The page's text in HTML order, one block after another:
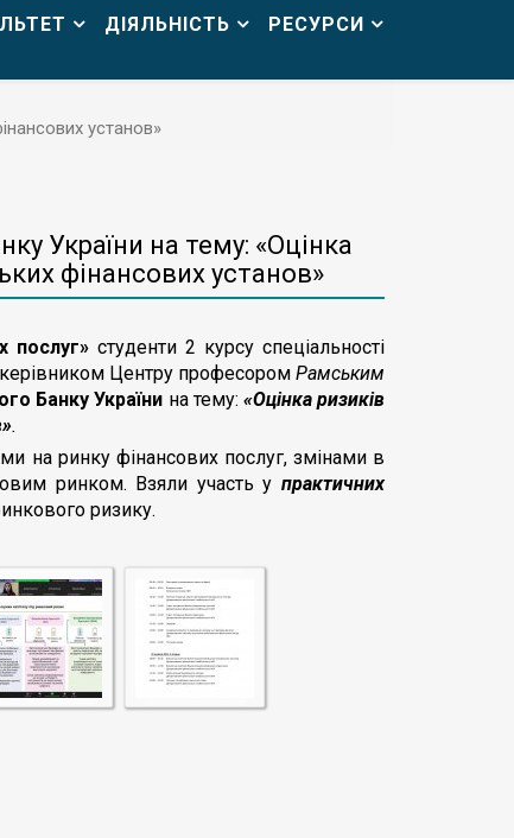
ДІЯЛЬНІСТЬ РЕСУРСИ
установ»
України на тему: «Оцінка
фінансових установ»
послуг» студенти 2 курсу спеціальності
керівником Центру професором Рамським
Банку України на тему: «Оцінка ризиків
.
на ринку фінансових послуг, змінами в
ринком. Взяли участь у практичних
ризику.